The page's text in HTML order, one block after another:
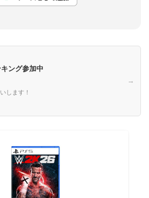
ング参加中
します！
→